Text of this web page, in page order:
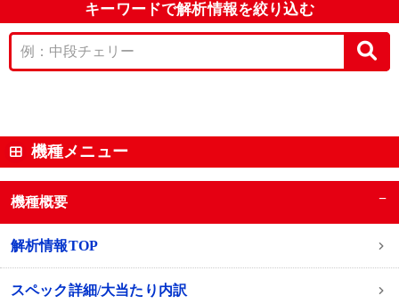
キーワードで解析情報を絞り込む
機種メニュー
機種概要 −
解析情報TOP
スペック詳細/大当たり内訳